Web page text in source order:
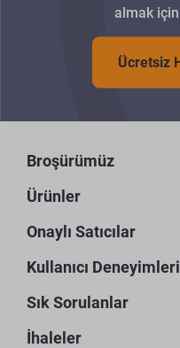
almak için
Ücretsiz
Broşürümüz
Ürünler
Onaylı Satıcılar
Kullanıcı Deneyimleri
Sık Sorulanlar
İhaleler